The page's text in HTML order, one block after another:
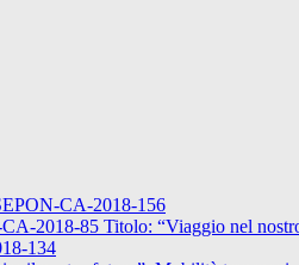
CA-2018-156
2018-85 Titolo: “Viaggio nel
134